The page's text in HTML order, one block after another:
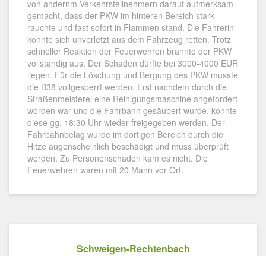
von andernm Verkehrsteilnehmern darauf aufmerksam
gemacht, dass der PKW im hinteren Bereich stark
rauchte und fast sofort in Flammen stand. Die Fahrerin
konnte sich unverletzt aus dem Fahrzeug retten. Trotz
schneller Reaktion der Feuerwehren brannte der PKW
vollständig aus. Der Schaden dürfte bei 3000-4000 EUR
liegen. Für die Löschung und Bergung des PKW musste
die B38 vollgesperrt werden. Erst nachdem durch die
Straßenmeisterei eine Reinigungsmaschine angefordert
worden war und die Fahrbahn gesäubert wurde, konnte
diese gg. 18:30 Uhr wieder freigegeben werden. Der
Fahrbahnbelag wurde im dortigen Bereich durch die
Hitze augenscheinlich beschädigt und muss überprüft
werden. Zu Personenschaden kam es nicht. Die
Feuerwehren waren mit 20 Mann vor Ort.
Schweigen-Rechtenbach